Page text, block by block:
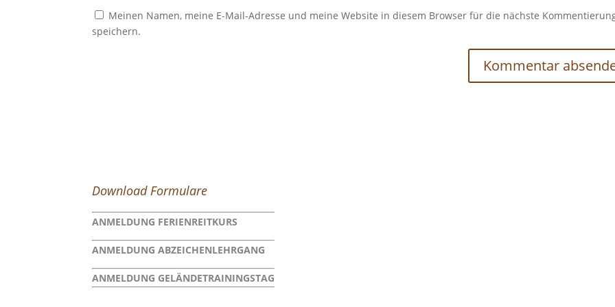
Meinen Namen, meine E-Mail-Adresse und meine Website in diesem Browser für die nächste
speichern.
Download Formulare
ANMELDUNG FERIENREITKURS
ANMELDUNG ABZEICHENLEHRGANG
ANMELDUNG GELÄNDETRAININGSTAG